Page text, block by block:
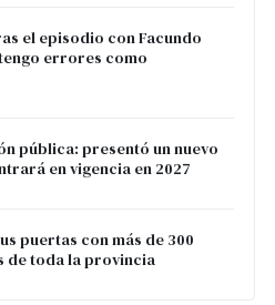
el episodio con Facundo
errores como
pública: presentó un nuevo
en vigencia en 2027
puertas con más de 300
de toda la provincia